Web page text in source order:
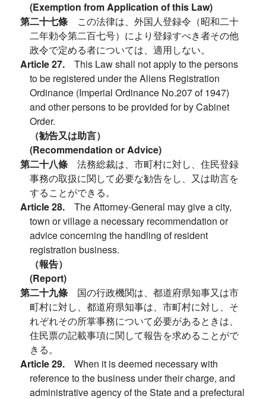
(Exemption from Application of this Law)
第二十七條 この法律は、外国人登録令（昭和二十
二年勅令第二百七号）により登録すべき者その他
政令で定める者については、適用しない。
Article 27. This Law shall not apply to the persons
to be registered under the Aliens Registration
Ordinance (Imperial Ordinance No.207 of 1947)
and other persons to be provided for by Cabinet
Order.
（勧告又は助言）
(Recommendation or Advice)
第二十八條 法務総裁は、市町村に対し、住民登録
事務の取扱に関して必要な勧告をし、又は助言を
することができる。
Article 28. The Attorney-General may give a city,
town or village a necessary recommendation or
advice concerning the handling of resident
registration business.
（報告）
(Report)
第二十九條 国の行政機関は、都道府県知事又は市
町村に対し、都道府県知事は、市町村に対し、そ
れぞれその所掌事務について必要があるときは、
住民票の記載事項に関して報告を求めることがで
きる。
Article 29. When it is deemed necessary with
reference to the business under their charge, and
administrative agency of the State and a prefectural